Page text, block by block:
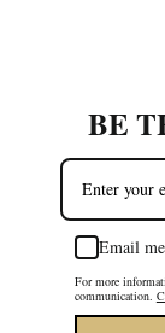
BE
Email
For more
communication.